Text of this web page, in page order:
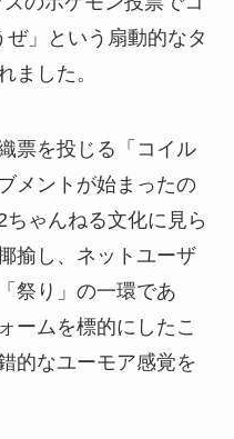
」という扇動的なタ
ました。
票を投じる「コイル
メントが始まったの
ゃんねる文化に見ら
揄し、ネットユーザ
祭り」の一環であ
ームを標的にしたこ
的なユーモア感覚を